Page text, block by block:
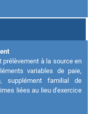
prélèvement à la source en
variables de paie,
supplément familial de
liées au lieu d'exercice